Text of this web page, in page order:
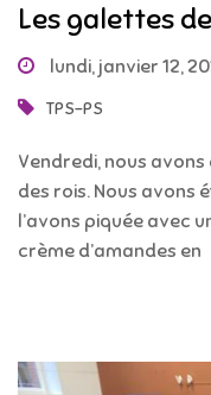
Les galettes
lundi, janvier 12,
TPS-PS
Vendredi, nous
des rois. Nous avons
l’avons piquée avec
crème d’amandes en